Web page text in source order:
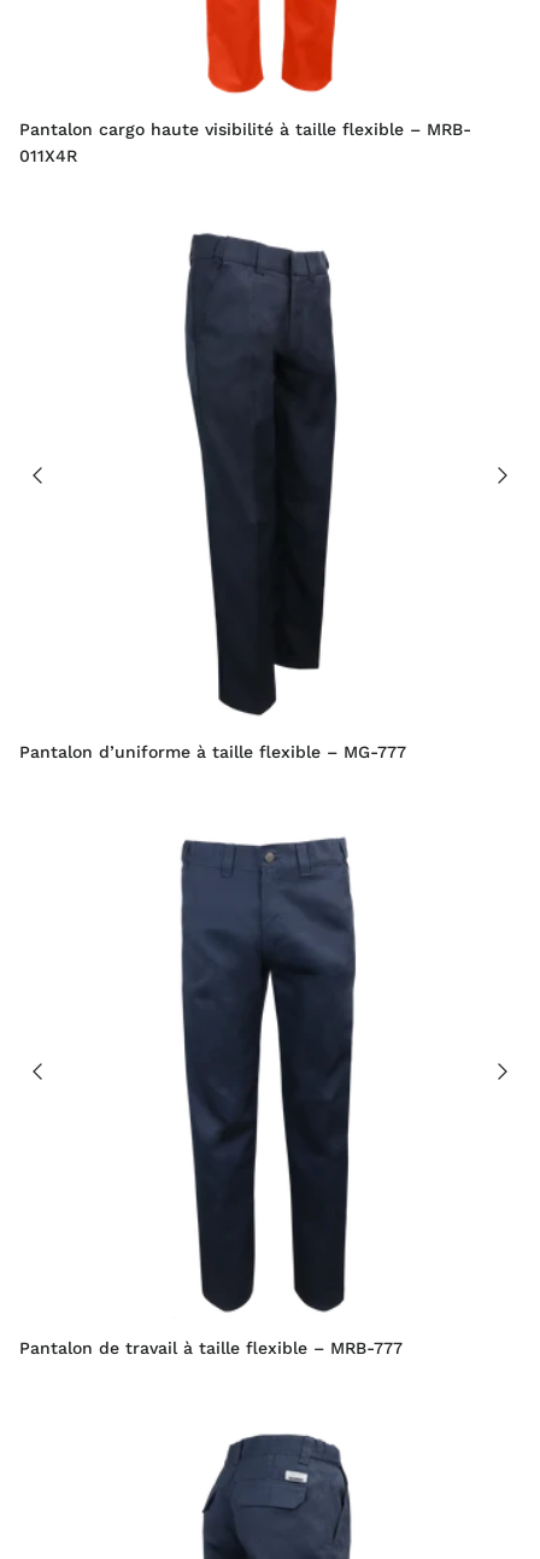
Pantalon cargo haute visibilité à taille flexible – MRB-
011X4R
Pantalon d’uniforme à taille flexible – MG-777
Pantalon de travail à taille flexible – MRB-777